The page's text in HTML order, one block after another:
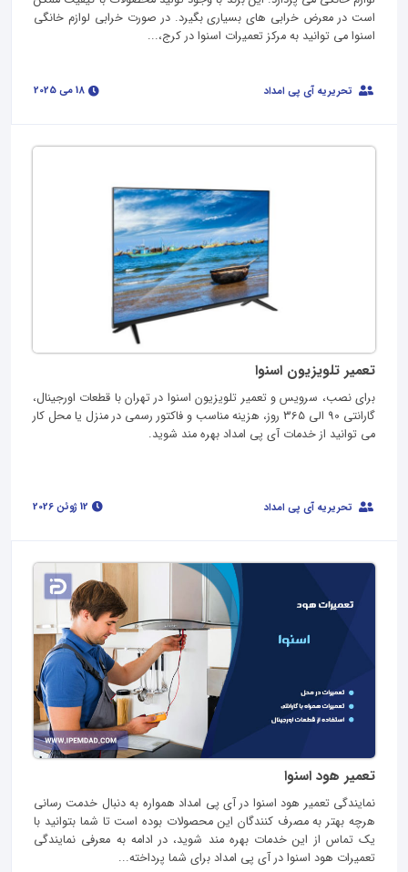
است در معرض خرابی های بسیاری بگیرد. در صورت خرابی لوازم خانگی
اسنوا می توانید به مرکز تعمیرات اسنوا در کرج،...
تحریریه آی پی امداد
تعمیر تلویزیون اسنوا
برای نصب، سرویس و تعمیر تلویزیون اسنوا در تهران با قطعات اورجینال،
گارانتی 90 الی 365 روز، هزینه مناسب و فاکتور رسمی در منزل یا محل کار
می توانید از خدمات آی پی امداد بهره مند شوید.
تحریریه آی پی امداد
تعمیر هود اسنوا
نمایندگی تعمیر هود اسنوا در آی پی امداد همواره به دنبال خدمت رسانی
هرچه بهتر به مصرف کنندگان این محصولات بوده است تا شما بتوانید با
یک تماس از این خدمات بهره مند شوید، در ادامه به معرفی نمایندگی
تعمیرات هود اسنوا در آی پی امداد برای شما پرداخته...